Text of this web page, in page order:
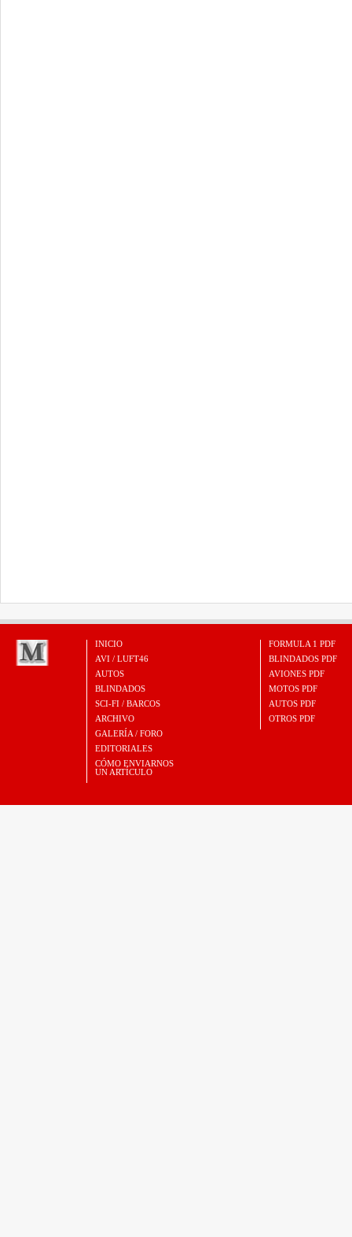
INICIO
AVI / LUFT46
AUTOS
BLINDADOS
SCI-FI / BARCOS
ARCHIVO
GALERÍA / FORO
EDITORIALES
CÓMO ENVIARNOS
UN ARTÍCULO
FORMULA 1 PDF
BLINDADOS PDF
AVIONES PDF
MOTOS PDF
AUTOS PDF
OTROS PDF